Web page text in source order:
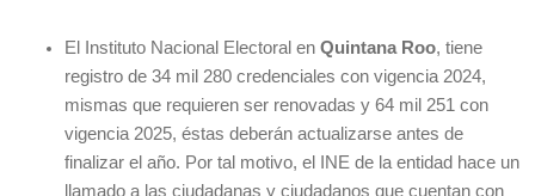
El Instituto Nacional Electoral en Quintana Roo, tiene
registro de 34 mil 280 credenciales con vigencia 2024,
mismas que requieren ser renovadas y 64 mil 251 con
vigencia 2025, éstas deberán actualizarse antes de
finalizar el año. Por tal motivo, el INE de la entidad hace un
llamado a las ciudadanas y ciudadanos que cuentan con